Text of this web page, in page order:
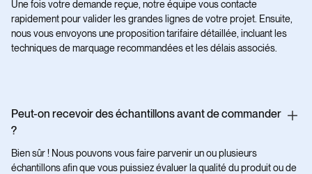
Une fois votre demande reçue, notre équipe vous contacte
rapidement pour valider les grandes lignes de votre projet. Ensuite,
nous vous envoyons une proposition tarifaire détaillée, incluant les
techniques de marquage recommandées et les délais associés.
Peut-on recevoir des échantillons avant de commander
?
Bien sûr ! Nous pouvons vous faire parvenir un ou plusieurs
échantillons afin que vous puissiez évaluer la qualité du produit ou de